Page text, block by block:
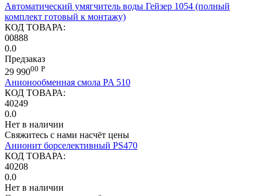
Автоматический умягчитель воды Гейзер 1054 (полный
комплект готовый к монтажу)
КОД ТОВАРА:
00888
0.0
Предзаказ
29 99000 Р
Анионообменная смола PA 510
КОД ТОВАРА:
40249
0.0
Нет в наличии
Свяжитесь с нами насчёт цены
Анионит борселективный PS470
КОД ТОВАРА:
40208
0.0
Нет в наличии